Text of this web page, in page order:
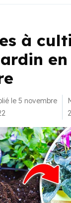
à
en
le 5 novembre